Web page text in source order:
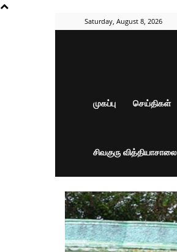
Saturday, August 8, 2026
முகப்பு செய்திகள்
சிவகுரு வித்தியாசாலை